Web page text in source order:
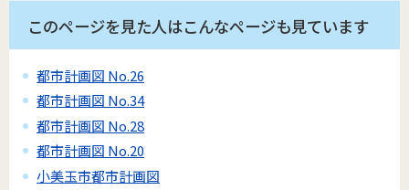
このページを見た人はこんなページも見ています
都市計画図 No.26
都市計画図 No.34
都市計画図 No.28
都市計画図 No.20
小美玉市都市計画図